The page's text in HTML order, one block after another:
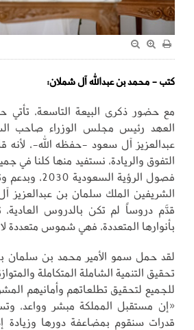
كتب - محمد بن عبدالله آل شملان:
مع حضور ذكرى البيعة التاسعة،
العهد رئيس مجلس الوزراء صاحب
عبدالعزيز آل سعود -حفظه الله-، لأنه
التفوق والريادة، نستفيد منها كلنا في
فصول الرؤية
الشريفين الملك سلمان بن عبدالعزيز
قدَّم دروساً لم تكن بالدروس العادية،
بأنوارها المتعددة، فهي شموس
لقد حمل سمو الأمير محمد بن سلمان
تحقيق التنمية الشاملة المتكاملة
للجميع لتحقيق تطلعاتهم وأمانيهم
«إن مستقبل المملكة مبشر وواعد،
قدرات سنقوم بمضاعفة دورها